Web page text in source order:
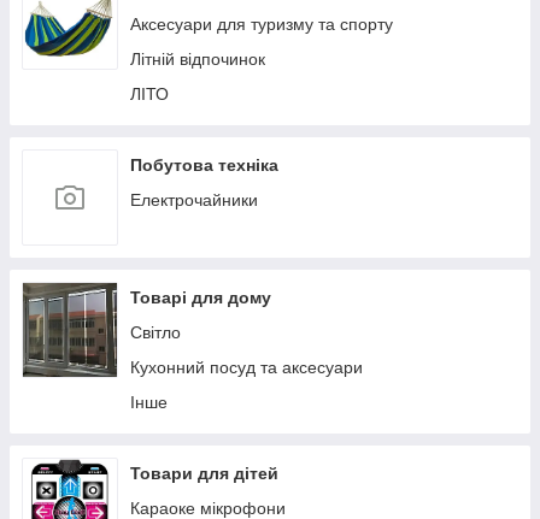
Аксесуари для туризму та спорту
Літній відпочинок
ЛІТО
Побутова техніка
Електрочайники
Товарі для дому
Світло
Кухонний посуд та аксесуари
Інше
Товари для дітей
Караоке мікрофони